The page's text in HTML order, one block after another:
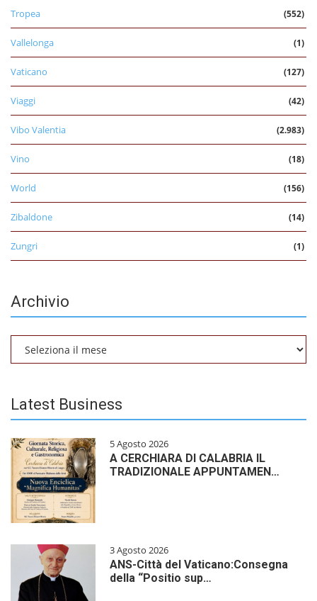
Tropea (552)
Vallelonga (1)
Vaticano (127)
Viaggi (42)
Vibo Valentia (2.983)
Vino (18)
World (156)
Zibaldone (14)
Zungri (1)
Archivio
Latest Business
5 Agosto 2026
A CERCHIARA DI CALABRIA IL
TRADIZIONALE APPUNTAMEN…
3 Agosto 2026
ANS-Città del Vaticano:Consegna
della “Positio sup…